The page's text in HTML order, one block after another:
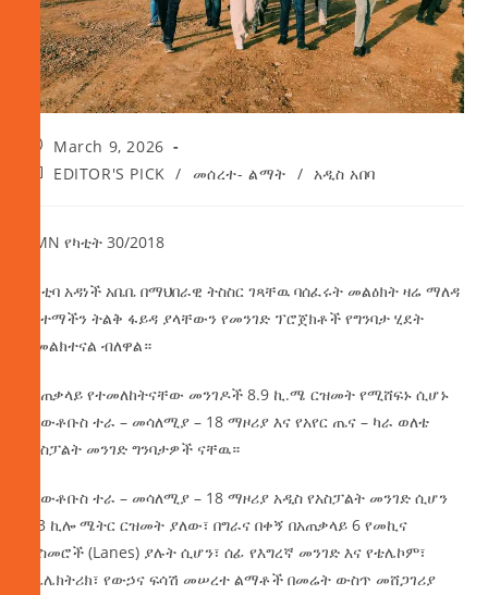
March 9, 2026
EDITOR'S PICK / መሰረተ- ልማት / አዲስ አበባ
AMN የካቲት 30/2018
ከንቲባ አዳነች አቤቤ በማህበራዊ ትስስር ገጻቸዉ ባሰፈሩት መልዕክት ዛሬ ማለዳ
በከተማችን ትልቅ ፋይዳ ያላቸውን የመንገድ ፕሮጀክቶች የግንባታ ሂደት
ተመልክተናል ብለዋል።
በአጠቃላይ የተመለከትናቸው መንገዶች 8.9 ኪ.ሜ ርዝመት የሚሸፍኑ ሲሆኑ
የአውቶቡስ ተራ – መሳለሚያ – 18 ማዞሪያ እና የአየር ጤና – ካራ ወለቴ
የአስፓልት መንገድ ግንባታዎች ናቸዉ።
የአውቶቡስ ተራ – መሳለሚያ – 18 ማዞሪያ አዲስ የአስፓልት መንገድ ሲሆን
3.3 ኪሎ ሜትር ርዝመት ያለው፣ በግራና በቀኝ በአጠቃላይ 6 የመኪና
መስመሮች (Lanes) ያሉት ሲሆን፣ ሰፊ የእግረኛ መንገድ እና የቴሌኮም፣
የኤሌክትሪክ፣ የውኃና ፍሳሽ መሠረተ ልማቶች በመሬት ውስጥ መሸጋገሪያ